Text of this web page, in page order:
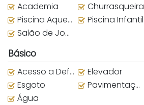
Academia Churrasqueira
Piscina Aquecida
Piscina Infantil
Salão de Jogos
Básico
Acesso a Deficientes Elevador
Esgoto
Pavimentação
Água